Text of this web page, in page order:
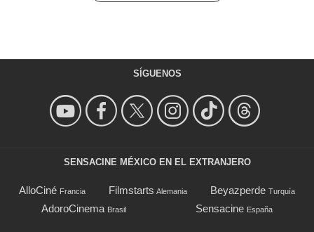
SÍGUENOS
SENSACINE MÉXICO EN EL EXTRANJERO
AlloCiné Francia Filmstarts Alemania Beyazperde Turquía
AdoroCinema Brasil Sensacine España